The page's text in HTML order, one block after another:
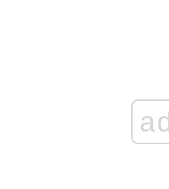
ad